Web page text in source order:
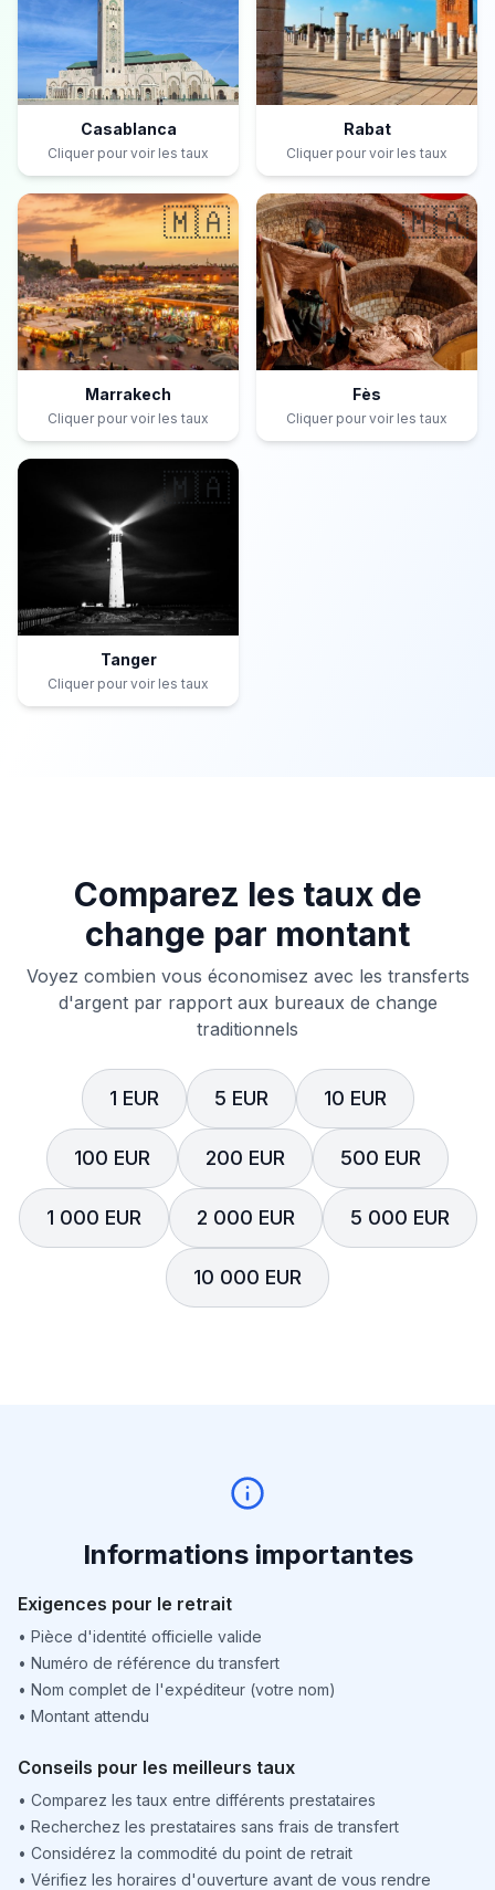
Casablanca
Cliquer pour voir les taux
Rabat
Cliquer pour voir les taux
🇲🇦
Marrakech
Cliquer pour voir les taux
🇲🇦
Fès
Cliquer pour voir les taux
🇲🇦
Tanger
Cliquer pour voir les taux
Comparez les taux de
change par montant
Voyez combien vous économisez avec les transferts
d'argent par rapport aux bureaux de change
traditionnels
1 EUR 5 EUR 10 EUR
100 EUR 200 EUR 500 EUR
1 000 EUR 2 000 EUR 5 000 EUR
10 000 EUR
Informations importantes
Exigences pour le retrait
• Pièce d'identité officielle valide
• Numéro de référence du transfert
• Nom complet de l'expéditeur (votre nom)
• Montant attendu
Conseils pour les meilleurs taux
• Comparez les taux entre différents prestataires
• Recherchez les prestataires sans frais de transfert
• Considérez la commodité du point de retrait
• Vérifiez les horaires d'ouverture avant de vous rendre